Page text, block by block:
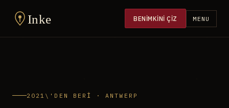
Inke BENIMKINI ÇIZ MENU
2021\'DEN BERİ · ANTWERP